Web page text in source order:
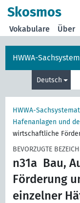
Skosmos
Vokabulare Über
HWWA-
Deutsch
HWWA-
Hafenanlagen und
wirtschaftliche
BEVORZUGTE
n31a Bau,
Förderung
einzelner